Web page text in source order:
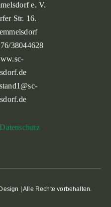
e. V.
Str. 16.
38044628
Datenschutz
| Alle Rechte vorbehalten.